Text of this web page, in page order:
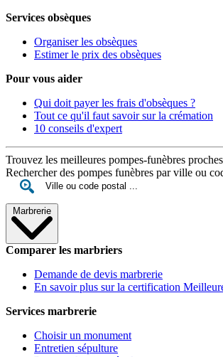
Services obsèques
Organiser les obsèques
Estimer le prix des obsèques
Pour vous aider
Qui doit payer les frais d'obsèques ?
Tout ce qu'il faut savoir sur la crémation
10 conseils d'expert
Trouvez les meilleures pompes-funèbres
Rechercher des pompes funèbres par ville ou
Marbrerie
Comparer les marbriers
Demande de devis marbrerie
En savoir plus sur la certification
Services marbrerie
Choisir un monument
Entretien sépulture